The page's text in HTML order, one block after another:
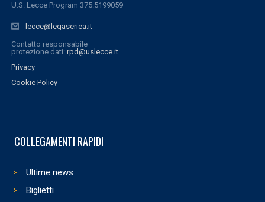
U.S. Lecce Program 375.5199059
lecce@legaseriea.it
Contatto responsabile
protezione dati: rpd@uslecce.it
Privacy
Cookie Policy
COLLEGAMENTI RAPIDI
Ultime news
Biglietti